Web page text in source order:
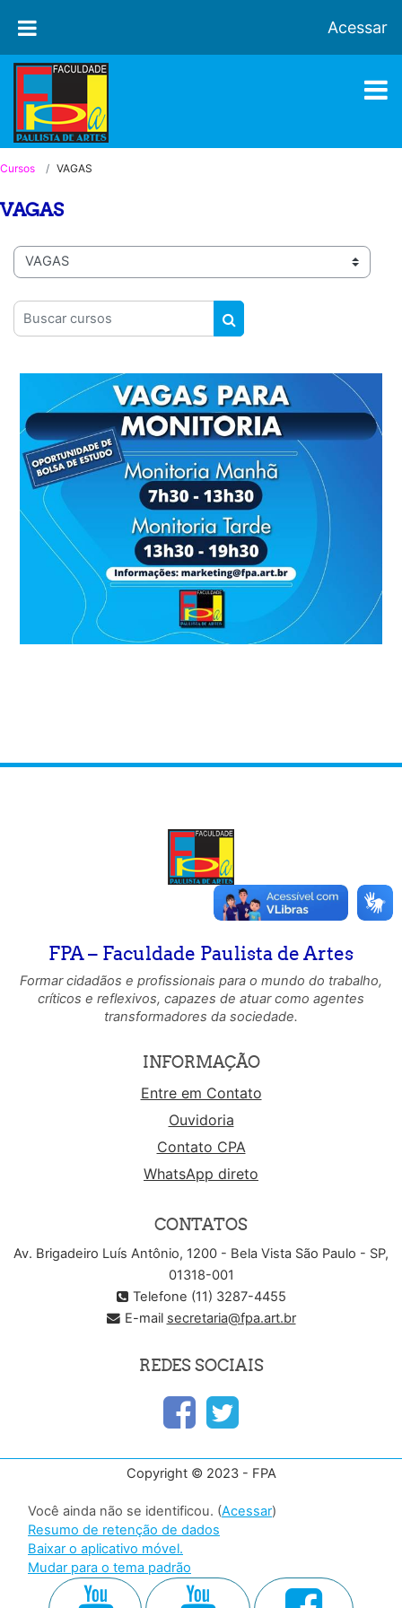
Acessar
Cursos VAGAS
VAGAS
Categorias de Cursos
Buscar cursos
BUSCAR CURSOS
FPA – Faculdade Paulista de Artes
Formar cidadãos e profissionais para o mundo do trabalho,
críticos e reflexivos, capazes de atuar como agentes
transformadores da sociedade.
INFORMAÇÃO
Entre em Contato
Ouvidoria
Contato CPA
WhatsApp direto
CONTATOS
Av. Brigadeiro Luís Antônio, 1200 - Bela Vista São Paulo - SP,
01318-001
Telefone (11) 3287-4455
E-mail secretaria@fpa.art.br
REDES SOCIAIS
Copyright © 2023 - FPA
Você ainda não se identificou. (Acessar)
Resumo de retenção de dados
Baixar o aplicativo móvel.
Mudar para o tema padrão